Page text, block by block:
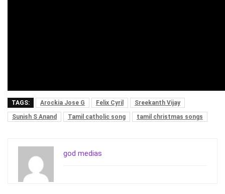
TAGS: Arockia Jose G Felix Cyril
Sreekanth Vijay
Sunish S Anand
Tamil catholic song tamil christmas songs
god medias